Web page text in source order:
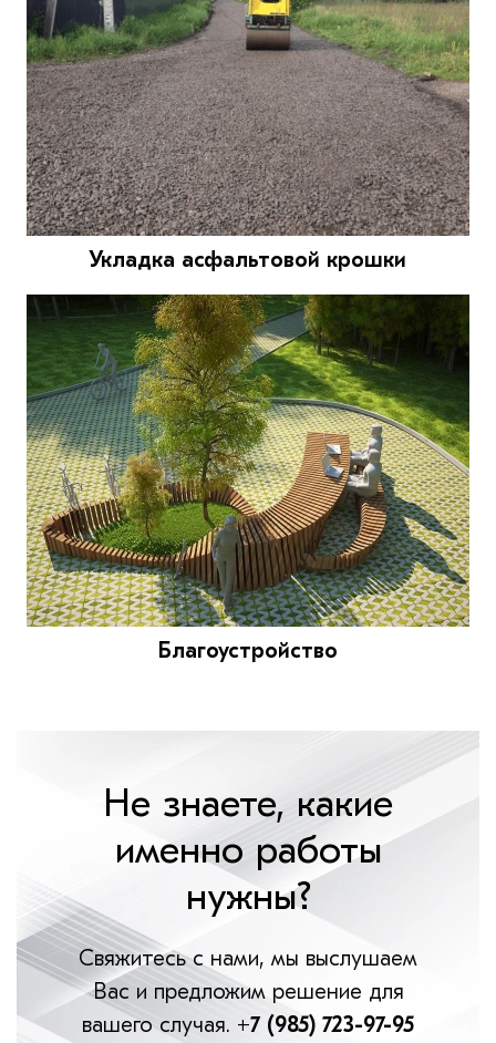
Укладка асфальтовой крошки
Благоустройство
Не знаете, какие
именно работы
нужны?
Свяжитесь с нами, мы выслушаем
Вас и предложим решение для
вашего случая. +7 (985) 723-97-95